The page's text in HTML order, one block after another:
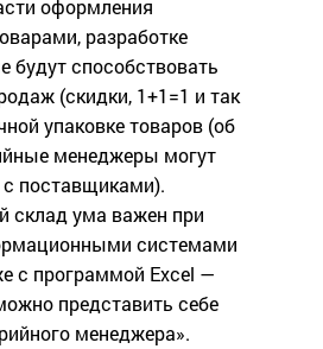
оформления
разработке
будут способствовать
(скидки, 1+1=1 и так
упаковке товаров (об
менеджеры могут
поставщиками).
склад ума важен при
системами
с программой Excel —
представить себе
менеджера».